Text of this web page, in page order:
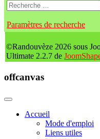
Paramètres de recherche
©Randouvèze 2026 sous
Ultimate 2.2.7 de
offcanvas
Accueil
Mode d'emploi
Liens utiles